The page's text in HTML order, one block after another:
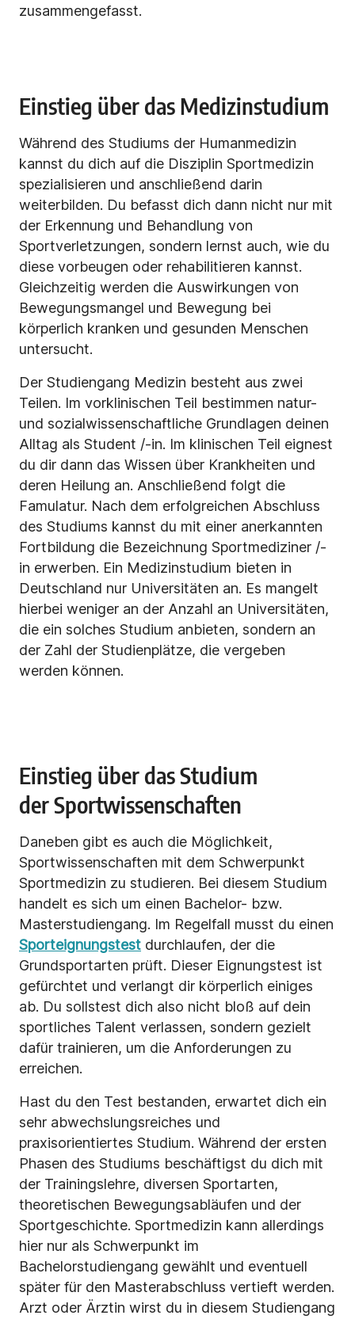
zusammengefasst.
Einstieg über das Medizinstudium
Während des Studiums der Humanmedizin
kannst du dich auf die Disziplin Sportmedizin
spezialisieren und anschließend darin
weiterbilden. Du befasst dich dann nicht nur mit
der Erkennung und Behandlung von
Sportverletzungen, sondern lernst auch, wie du
diese vorbeugen oder rehabilitieren kannst.
Gleichzeitig werden die Auswirkungen von
Bewegungsmangel und Bewegung bei
körperlich kranken und gesunden Menschen
untersucht.
Der Studiengang Medizin besteht aus zwei
Teilen. Im vorklinischen Teil bestimmen natur-
und sozialwissenschaftliche Grundlagen deinen
Alltag als Student /-in. Im klinischen Teil eignest
du dir dann das Wissen über Krankheiten und
deren Heilung an. Anschließend folgt die
Famulatur. Nach dem erfolgreichen Abschluss
des Studiums kannst du mit einer anerkannten
Fortbildung die Bezeichnung Sportmediziner /-
in erwerben. Ein Medizinstudium bieten in
Deutschland nur Universitäten an. Es mangelt
hierbei weniger an der Anzahl an Universitäten,
die ein solches Studium anbieten, sondern an
der Zahl der Studienplätze, die vergeben
werden können.
Einstieg über das Studium
der Sportwissenschaften
Daneben gibt es auch die Möglichkeit,
Sportwissenschaften mit dem Schwerpunkt
Sportmedizin zu studieren. Bei diesem Studium
handelt es sich um einen Bachelor- bzw.
Masterstudiengang. Im Regelfall musst du einen
Sporteignungstest durchlaufen, der die
Grundsportarten prüft. Dieser Eignungstest ist
gefürchtet und verlangt dir körperlich einiges
ab. Du sollstest dich also nicht bloß auf dein
sportliches Talent verlassen, sondern gezielt
dafür trainieren, um die Anforderungen zu
erreichen.
Hast du den Test bestanden, erwartet dich ein
sehr abwechslungsreiches und
praxisorientiertes Studium. Während der ersten
Phasen des Studiums beschäftigst du dich mit
der Trainingslehre, diversen Sportarten,
theoretischen Bewegungsabläufen und der
Sportgeschichte. Sportmedizin kann allerdings
hier nur als Schwerpunkt im
Bachelorstudiengang gewählt und eventuell
später für den Masterabschluss vertieft werden.
Arzt oder Ärztin wirst du in diesem Studiengang